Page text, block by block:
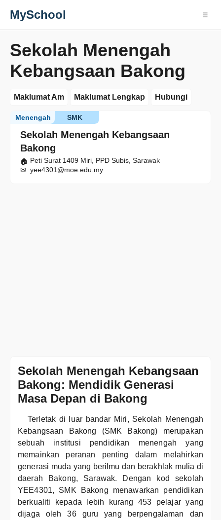
MySchool ☰
Sekolah Menengah
Kebangsaan Bakong
Maklumat Am Maklumat Lengkap Hubungi
Sekolah Menengah Kebangsaan
Bakong
SMK
Menengah
Peti Surat 1409 Miri, PPD Subis, Sarawak
yee4301@moe.edu.my
Sekolah Menengah Kebangsaan
Bakong: Mendidik Generasi
Masa Depan di Bakong
Terletak di luar bandar Miri, Sekolah Menengah
Kebangsaan Bakong (SMK Bakong) merupakan
sebuah institusi pendidikan menengah yang
memainkan peranan penting dalam melahirkan
generasi muda yang berilmu dan berakhlak mulia di
daerah Bakong, Sarawak. Dengan kod sekolah
YEE4301, SMK Bakong menawarkan pendidikan
berkualiti kepada lebih kurang 453 pelajar yang
dijaga oleh 36 guru yang berpengalaman dan